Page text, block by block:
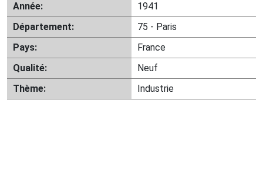
Année:
1941
Département:
75 - Paris
Pays:
France
Qualité:
Neuf
Thème:
Industrie